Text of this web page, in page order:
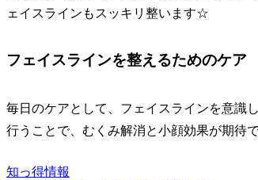
ェイスラインもスッキリ整います☆
フェイスラインを整えるためのケア
毎日のケアとして、フェイスラインを意識
行うことで、むくみ解消と小顔効果が期待
知っ得情報